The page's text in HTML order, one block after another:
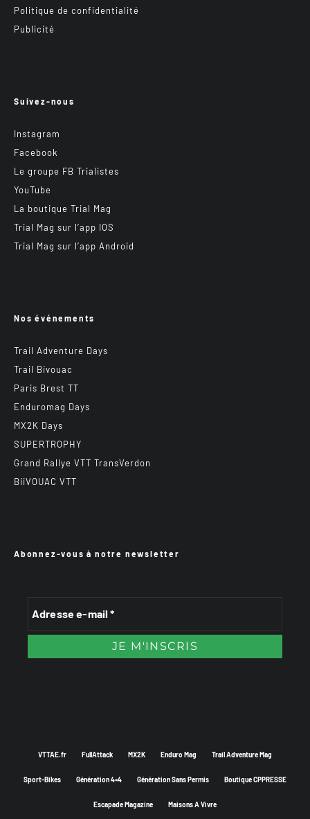
Politique de confidentialité
Publicité
Suivez-nous
Instagram
Facebook
Le groupe FB Trialistes
YouTube
La boutique Trial Mag
Trial Mag sur l’app IOS
Trial Mag sur l’app Android
Nos événements
Trail Adventure Days
Trail Bivouac
Paris Brest TT
Enduromag Days
MX2K Days
SUPERTROPHY
Grand Rallye VTT TransVerdon
BiiVOUAC VTT
Abonnez-vous à notre newsletter
VTTAE.fr FullAttack MX2K Enduro Mag Trail Adventure Mag
Sport-Bikes Génération 4×4 Génération Sans Permis Boutique CPPRESSE
Escapade Magazine Maisons A Vivre